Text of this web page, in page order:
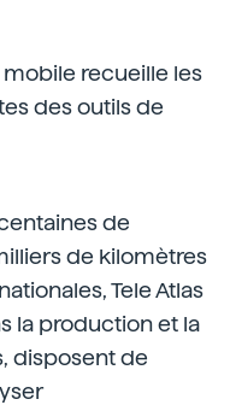
recueille les
des outils de
de
de kilomètres
Tele Atlas
la production et la
disposent de